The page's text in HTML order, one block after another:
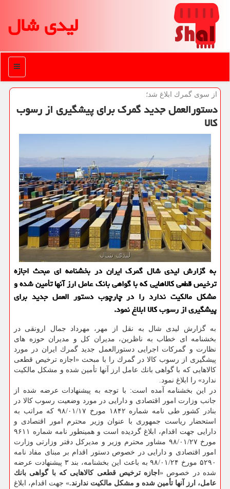
لیدی شال
منو
از سوی گمرك ابلاغ شد؛
دستورالعمل جدید گمرك برای پیشگیری از رسوب
كالا
به گزارش لیدی شال گمرك ایران در بخشنامه ای مبحث اجازه
ترخیص قطعی كالاهایی كه با گواهی بانك عامل ارز آنها تأمین شده و
مشكل مالكیت ندارد را در چارچوب دستور العمل جدید برای
پیشگیری از رسوب كالا ابلاغ نمود.
به گزارش لیدی شال به نقل از مهر، مهرداد جمال ارونقی در
بخشنامه ای خطاب به ناظرین، مدیران كل و مدیران حوزه های
نظارت و گمركات اجرایی دستورالعمل جدید گمرك ایران در مورد
پیشگیری از رسوب كالا در گمرك را با مبحث «اجازه ترخیص قطعی
كالاهایی كه با گواهی بانك عامل ارز آنها تأمین شده و مشكل مالكیت
ندارد» را ابلاغ نمود.
در این بخشنامه آمده است: با توجه به پیشنهادات عرضه شده از
جانب وزارت امور اقتصادی و دارایی در مورد وضعیت رسوب كالا در
بنادر كشور طی نامه شماره ۱۸۴۲ مورخ ۱۷/‏۰۱/‏۹۸‬ كه مراتب به
استحضار ریاست جمهوری با عنوان وزیر محترم امور اقتصادی و
دارایی جهت اقدام، ابلاغ گردیده است و همینطور نامه شماره ۹۶۱۱
مورخ ۲۷/‏۰۱/‏۹۸‬ مشاور محترم وزیر و مدیركل دفتر وزارتی وزارت
امور اقتصادی و دارایی در خصوص دستور اقدام بر مبنای مفاد نامه
۵۲۹۰ مورخ ۲۴/‏۰۱/‏۹۸‬ ‬به باعث این بخشنامه، بند ۳ پیشنهادت عرضه
شده در خصوص «اجازه ترخیص قطعی كالاهایی كه با گواهی بانك
عامل، ارز آنها تأمین شده و مشكل مالكیت ندارند.» جهت اقدام، ابلاغ